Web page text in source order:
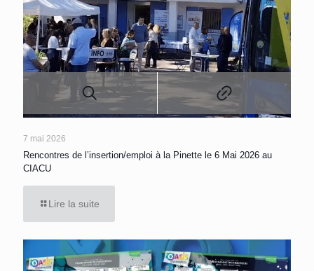
7 mai 2026
Rencontres de l’insertion/emploi à la Pinette le 6 Mai 2026 au
CIACU
Lire la suite